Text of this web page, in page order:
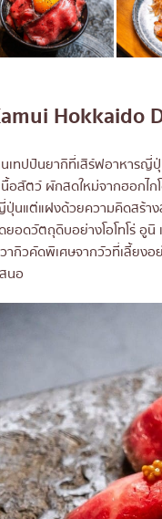
อาหารชุด/อาหาร
เบนโตะ/บริการส่ง
Hokkaido
เทปปันยากิที่เสิร์ฟอาหารญี่
นื้อสัตว์ ผักสดใหม่จากฮอก
แต่แฝงด้วยความคิดสร้าง
อดวัตถุดิบอย่างโอโทโร่ อู
ากิวคัดพิเศษจากวัวที่เลี้ยง
นอ